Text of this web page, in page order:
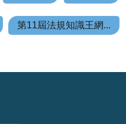
第11屆法規知識王網...